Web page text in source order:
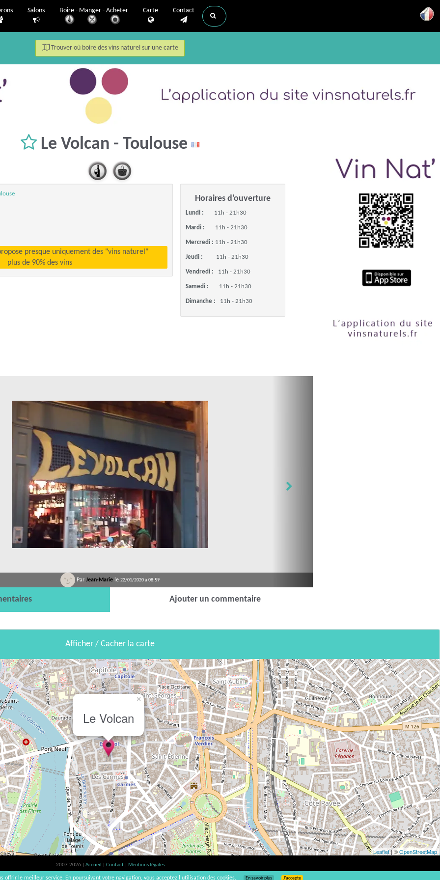
Salons Boire - Manger - Acheter Carte Contact
Trouver où boire des vins naturel sur une carte
Le Volcan - Toulouse
presque uniquement des "vins naturel"
plus de 90% des vins
Horaires d'ouverture
Lundi : 11h - 21h30
Mardi : 11h - 21h30
Mercredi : 11h - 21h30
Jeudi : 11h - 21h30
Vendredi : 11h - 21h30
Samedi : 11h - 21h30
Dimanche : 11h - 21h30
Par Jean-Marie le 22/01/2020 à 08:59
Ajouter un commentaire
Afficher / Cacher la carte
Le Volcan
×
Leaflet| ©OpenStreetMap
2007-2026 | Accueil Contact
Mentions légales
L'abus d'alcool est dangereux pour la santé, à consommer avec modération. | vinsnaturels | v3.12
offrir le meilleur service. En poursuivant votre navigation, vous acceptez l’utilisation des cookies. En savoir plus J’accepte